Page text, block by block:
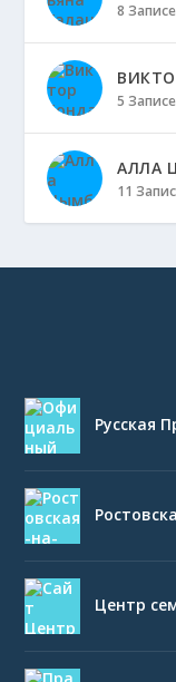
8
5
АЛЛА
11
Русская
Центр